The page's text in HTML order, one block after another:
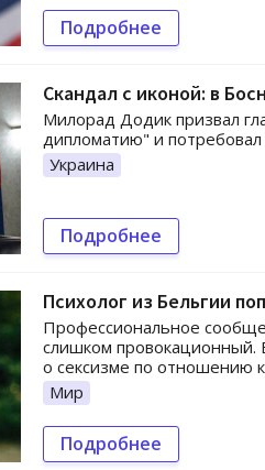
Подробнее
Скандал с иконой: в
Милорад Додик призвал
дипломатию" и
Украина
Подробнее
Психолог из Бельгии
Профессиональное
слишком провокационный.
о сексизме по отношению
Мир
Подробнее